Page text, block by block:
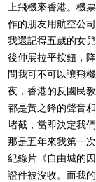
上飛機來香港。機
作的朋友用航空公
我還記得五歲的女
後伸展拉平按鈕，
問我可不可以讓飛
夜，香港的反國民
都是黃之鋒的聲音
堵截，當即決定我
那是五年來我第一
紀錄片《自由城的
證件被沒收。而我